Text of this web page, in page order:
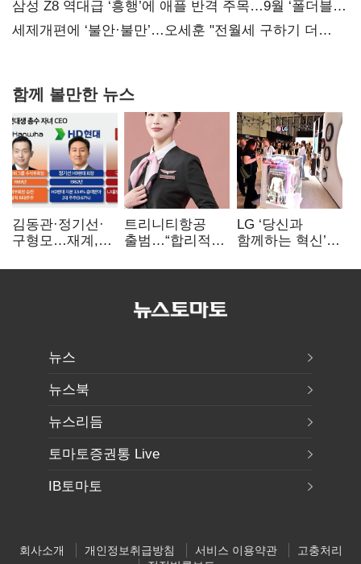
보내
삼성 Z8 역대급 ‘흥행’에 애플 반격 주목…9월 ‘폴더블
대전’
세제개편에 ‘불안·불만’…오세훈 "전월세 구하기 더
함께 볼만한 뉴스
김동관·정기선·
구형모…재계,
전성시대
트리니티항공
출범…“합리적
서비스로 승부”
LG ‘당신과
함께하는 혁신’…
홈’ 비전 공개
뉴스
뉴스북
뉴스리듬
토마토증권통 Live
IB토마토
회사소개 개인정보취급방침 서비스 이용약관
고충처리